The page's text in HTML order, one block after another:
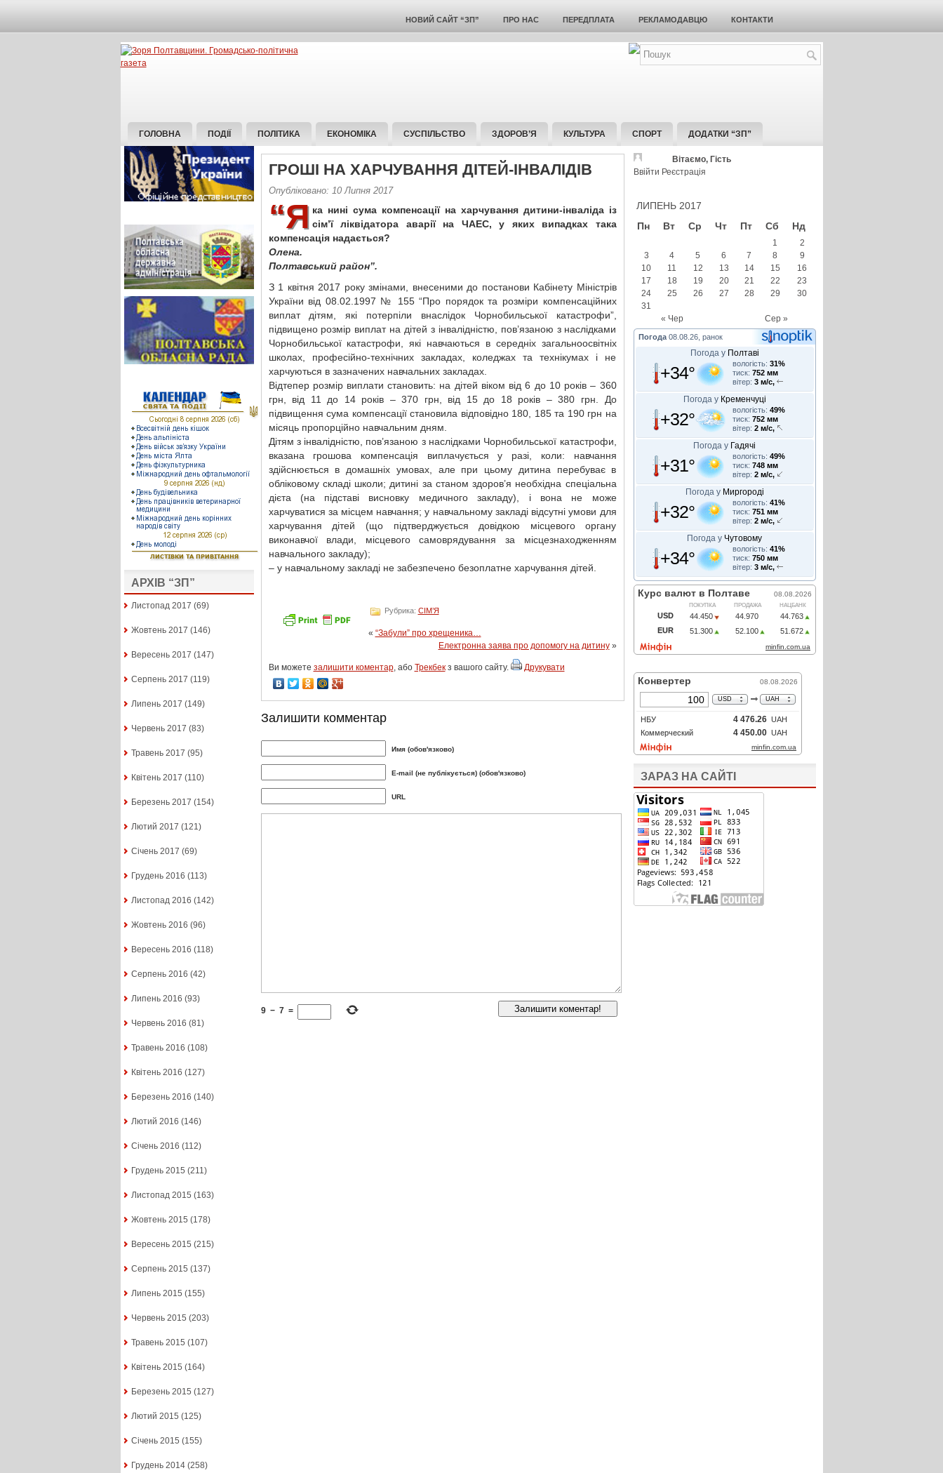
НОВИЙ САЙТ “ЗП” ПРО НАС ПЕРЕДПЛАТА РЕКЛАМОДАВЦЮ КОНТАКТИ
ГОЛОВНА ПОДІЇ ПОЛІТИКА ЕКОНОМІКА СУСПІЛЬСТВО ЗДОРОВ’Я КУЛЬТУРА СПОРТ ДОДАТКИ “ЗП”
АРХІВ “ЗП”
Листопад 2017 (69)
Жовтень 2017 (146)
Вересень 2017 (147)
Серпень 2017 (119)
Липень 2017 (149)
Червень 2017 (83)
Травень 2017 (95)
Квітень 2017 (110)
Березень 2017 (154)
Лютий 2017 (121)
Січень 2017 (69)
Грудень 2016 (113)
Листопад 2016 (142)
Жовтень 2016 (96)
Вересень 2016 (118)
Серпень 2016 (42)
Липень 2016 (93)
Червень 2016 (81)
Травень 2016 (108)
Квітень 2016 (127)
Березень 2016 (140)
Лютий 2016 (146)
Січень 2016 (112)
Грудень 2015 (211)
Листопад 2015 (163)
Жовтень 2015 (178)
Вересень 2015 (215)
Серпень 2015 (137)
Липень 2015 (155)
Червень 2015 (203)
Травень 2015 (107)
Квітень 2015 (164)
Березень 2015 (127)
Лютий 2015 (125)
Січень 2015 (155)
Грудень 2014(258)
ГРОШІ НА ХАРЧУВАННЯ ДІТЕЙ-ІНВАЛІДІВ
Опубліковано: 10 Липня 2017
“Я ка нині сума компенсації на харчування дитини-інваліда із
сім’ї ліквідатора аварії на ЧАЕС, у яких випадках така
компенсація надається?
Олена.
Полтавський район”.
З 1 квітня 2017 року змінами, внесеними до постанови Кабінету Міністрів
України від 08.02.1997 № 155 “Про порядок та розміри компенсаційних
виплат дітям, які потерпіли внаслідок Чорнобильської катастрофи”,
підвищено розмір виплат на дітей з інвалідністю, пов’язаною з наслідками
Чорнобильської катастрофи, які навчаються в середніх загальноосвітніх
школах, професійно-технічних закладах, коледжах та технікумах і не
харчуються в зазначених навчальних закладах.
Відтепер розмір виплати становить: на дітей віком від 6 до 10 років – 360
грн, від 11 до 14 років – 370 грн, від 15 до 18 років – 380 грн. До
підвищення сума компенсації становила відповідно 180, 185 та 190 грн на
місяць пропорційно навчальним дням.
Дітям з інвалідністю, пов’язаною з наслідками Чорнобильської катастрофи,
вказана грошова компенсація виплачується у разі, коли: навчання
здійснюється в домашніх умовах, але при цьому дитина перебуває в
обліковому складі школи; дитині за станом здоров’я необхідна спеціальна
дієта (на підставі висновку медичного закладу), і вона не може
харчуватися за місцем навчання; у навчальному закладі відсутні умови для
харчування дітей (що підтверджується довідкою місцевого органу
виконавчої влади, місцевого самоврядування за місцезнаходженням
навчального закладу);
– у навчальному закладі не забезпечено безоплатне харчування дітей.
Рубрика: СІМ’Я
« “Забули” про хрещеника…
Електронна заява про допомогу на дитину»
Ви можете залишити коментар, або Трекбекз вашого сайту. Друкувати
Залишити комментар
Имя (обов'язково)
E-mail (не публікується) (обов'язково)
URL
9 − 7 =
Вітаємо, Гість
Ввійти Реєстрація
ЛИПЕНЬ 2017
Пн
Вт Ср Чт Пт Сб Нд
« Чер Сер »
1
2
3
4 5 6 7 8
9
10
11 12 13 14 15
16
17
18 19 20 21 22
23
24
25 26 27 28 29
30
31
Погода 08.08.26, ранок
Погода у Полтаві
+34° вологість: 31%
тиск: 752 мм
вітер: 3 м/с,
Погода у Кременчуці
+32° вологість: 49%
тиск: 752 мм
вітер: 2 м/с,
Погода у Гадячі
+31° вологість: 49%
тиск: 748 мм
вітер: 2 м/с,
Погода у Миргороді
+32° вологість: 41%
тиск: 751 мм
вітер: 2 м/с,
Погода у Чутовому
+34° вологість: 41%
тиск: 750 мм
вітер: 3 м/с,
ЗАРАЗ НА САЙТІ